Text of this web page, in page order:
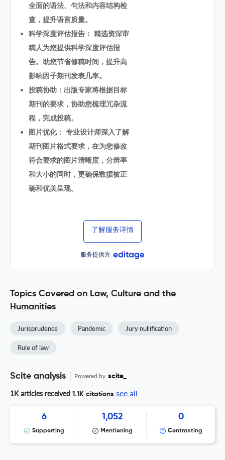
全面的语法、句法和内容结构检
查，提升语言质量。
科学深度评估报告： 精选资深审
稿人为您提供科学深度评估报
告。助您节省修稿时间，提升高
影响因子期刊发表几率。
投稿协助：出版专家将根据目标
期刊的要求，协助您梳理冗杂流
程，完成投稿。
图片优化： 专业设计师深入了解
期刊图片格式要求，在为您修改
符合要求的图片清晰度，分辨率
和大小的同时，更确保数据被正
确和优美呈现。
了解服务详情
服务提供方
Topics Covered on Law, Culture and the
Humanities
Jurisprudence Pandemic Jury nullification
Rule of law
Scite analysis Powered by scite_
1K articles received 1.1K citations see all
6
Supporting
1,052
Mentioning
0
Contrasting